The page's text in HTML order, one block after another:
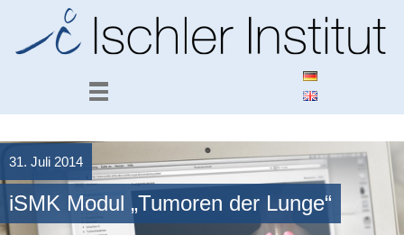
iSMK Modul „Tumoren der Lunge“
31. Juli 2014